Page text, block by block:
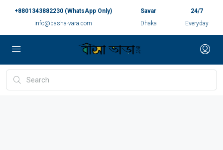
+8801343882230 (WhatsApp Only)
info@basha-vara.com
Savar
Dhaka
24/7
Everyday